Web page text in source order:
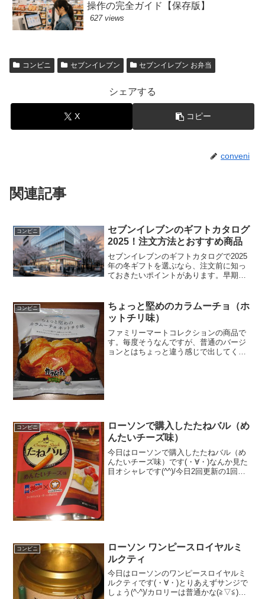
操作の完全ガイド【保存版】
627 views
コンビニ セブンイレブン セブンイレブン お弁当
シェアする
X コピー
conveni
関連記事
コンビニ
セブンイレブンのギフトカタログ
2025！注文方法とおすすめ商品
セブンイレブンのギフトカタログで2025
年の冬ギフトを選ぶなら、注文前に知っ
ておきたいポイントがあります。早期割
ンイレブンのギフトカタログ限定の
「雅」やセブンプレミアムなど、おすす
め商品情報も満載です。賢く活用して最
適な贈り物を届けましょう。
コンビニ
ちょっと堅めのカラムーチョ（ホ
ットチリ味）
ファミリーマートコレクションの商品で
す。毎度そうなんですが、普通のバージ
ョンとはちょっと違う感じで出してくる
コンビニ
ローソンで購入したたねバル（め
んたいチーズ味）
今日はローソンで購入したたねバル（め
んたいチーズ味）です(・∀・)なんか見た
目オシャレです(^^)/今日2回更新の1回目
コンビニ
ローソン ワンピースロイヤルミ
ルクティ
今日はローソンのワンピースロイヤルミ
ルクティです(・∀・)とりあえずサンジで
しょう(^-^)/カロリーは普通かな(≧▽≦)見